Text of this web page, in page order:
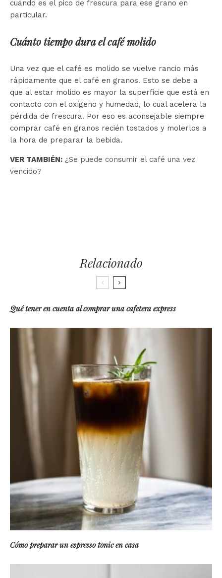
cuándo es el pico de frescura para ese grano en
particular.
Cuánto tiempo dura el café molido
Una vez que el café es molido se vuelve rancio más
rápidamente que el café en granos. Esto se debe a
que al estar molido es mayor la superficie que está en
contacto con el oxígeno y humedad, lo cual acelera la
pérdida de frescura. Por eso es aconsejable siempre
comprar café en granos recién tostados y molerlos a
la hora de preparar la bebida.
VER TAMBIÉN: ¿Se puede consumir el café una vez
vencido?
Relacionado
Qué tener en cuenta al comprar una cafetera express
Cómo preparar un espresso tonic en casa